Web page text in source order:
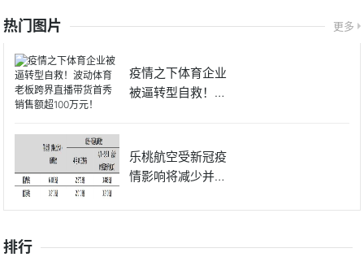
热门图片 更多
疫情之下体育企业
被逼转型自救！波
乐桃航空受新冠疫
情影响将减少并停
排行